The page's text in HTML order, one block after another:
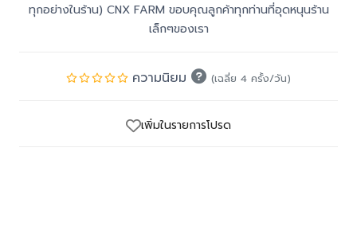
ทุกอย่างในร้าน) CNX FARM ขอบคุณลูกค้าทุกท่านที่อุดหนุนร้าน
เล็กๆของเรา
ความนิยม (เฉลี่ย 4 ครั้ง/วัน)
เพิ่มในรายการโปรด